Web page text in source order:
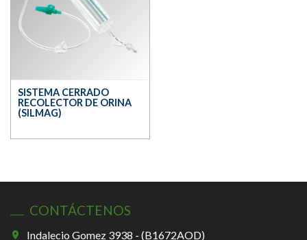
SISTEMA CERRADO
RECOLECTOR DE ORINA
(SILMAG)
CONTÁCTENOS
Indalecio Gomez 3938 - (B1672AOD)